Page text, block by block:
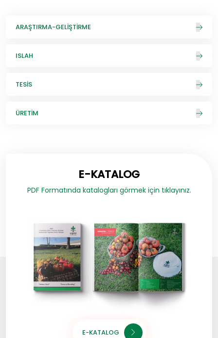
ARAŞTIRMA-GELIŞTIRME
ISLAH
TESIS
ÜRETIM
E-KATALOG
PDF Formatında katalogları görmek için tıklayınız.
E-KATALOG